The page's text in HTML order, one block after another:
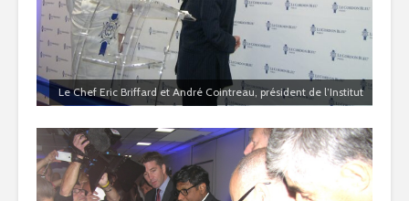
Le Chef Eric Briffard et André Cointreau, président de l’Institut